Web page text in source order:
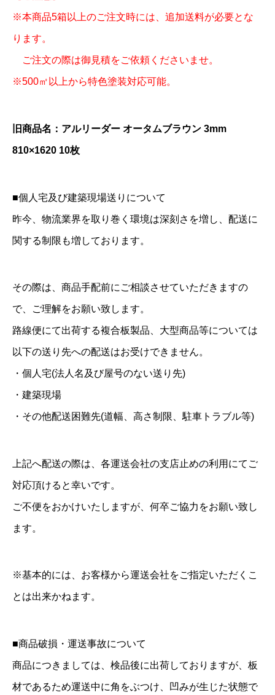
※本商品5箱以上のご注文時には、追加送料が必要とな
ります。
ご注文の際は御見積をご依頼くださいませ。
※500㎡以上から特色塗装対応可能。
旧商品名：アルリーダー オータムブラウン 3mm
810×1620 10枚
■個人宅及び建築現場送りについて
昨今、物流業界を取り巻く環境は深刻さを増し、配送に
関する制限も増しております。
その際は、商品手配前にご相談させていただきますの
で、ご理解をお願い致します。
路線便にて出荷する複合板製品、大型商品等については
以下の送り先への配送はお受けできません。
・個人宅(法人名及び屋号のない送り先)
・建築現場
・その他配送困難先(道幅、高さ制限、駐車トラブル等)
上記へ配送の際は、各運送会社の支店止めの利用にてご
対応頂けると幸いです。
ご不便をおかけいたしますが、何卒ご協力をお願い致し
ます。
※基本的には、お客様から運送会社をご指定いただくこ
とは出来かねます。
■商品破損・運送事故について
商品につきましては、検品後に出荷しておりますが、板
材であるため運送中に角をぶつけ、凹みが生じた状態で